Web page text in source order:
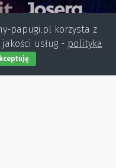
papugi.pl korzysta z
usług - polityka